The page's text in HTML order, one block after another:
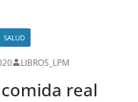
SALUD
LIBROS_LPM
real